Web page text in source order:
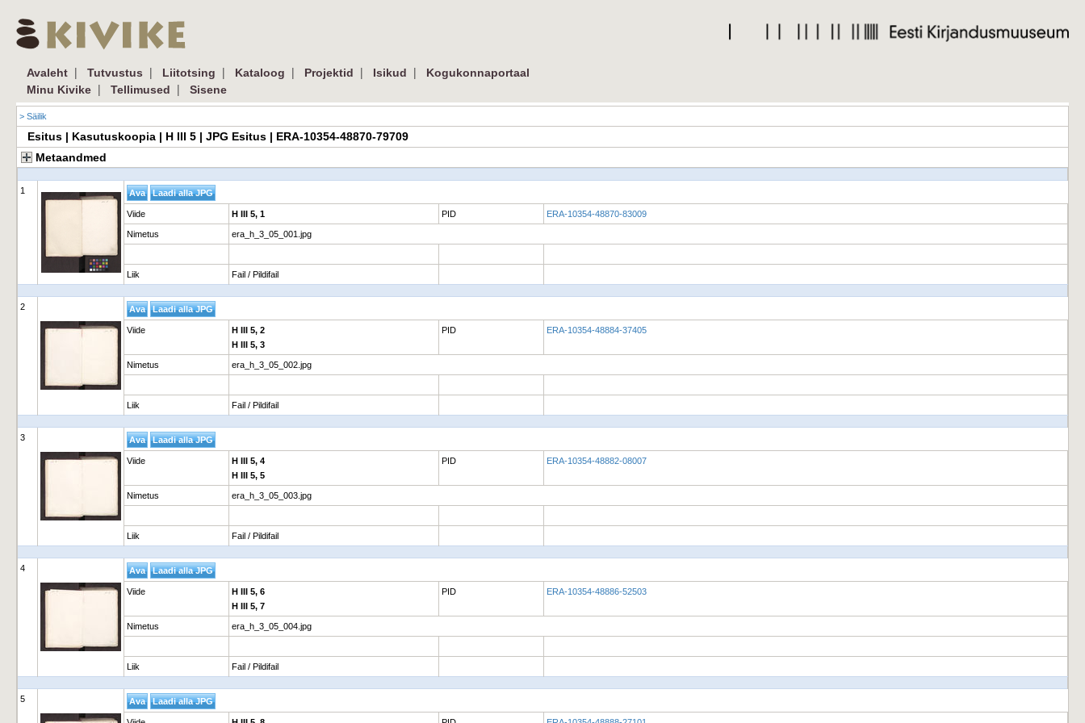
Avaleht | Tutvustus | Liitotsing | Kataloog | Projektid | Isikud |
Kogukonnaportaal
Minu Kivike | Tellimused | Sisene
> Säilik
Esitus | Kasutuskoopia | H III 5 | JPG Esitus | ERA-10354-48870-79709
Metaandmed
1
Viide H III 5, 1 PID ERA-10354-48870-83009
Nimetus era_h_3_05_001.jpg
Liik Fail / Pildifail
2
Viide
H III 5, 2
H III 5, 3
PID ERA-10354-48884-37405
Nimetus era_h_3_05_002.jpg
Liik Fail / Pildifail
3
Viide
H III 5, 4
H III 5, 5
PID ERA-10354-48882-08007
Nimetus era_h_3_05_003.jpg
Liik Fail / Pildifail
4
Viide
H III 5, 6
H III 5, 7
PID ERA-10354-48886-52503
Nimetus era_h_3_05_004.jpg
Liik Fail / Pildifail
5